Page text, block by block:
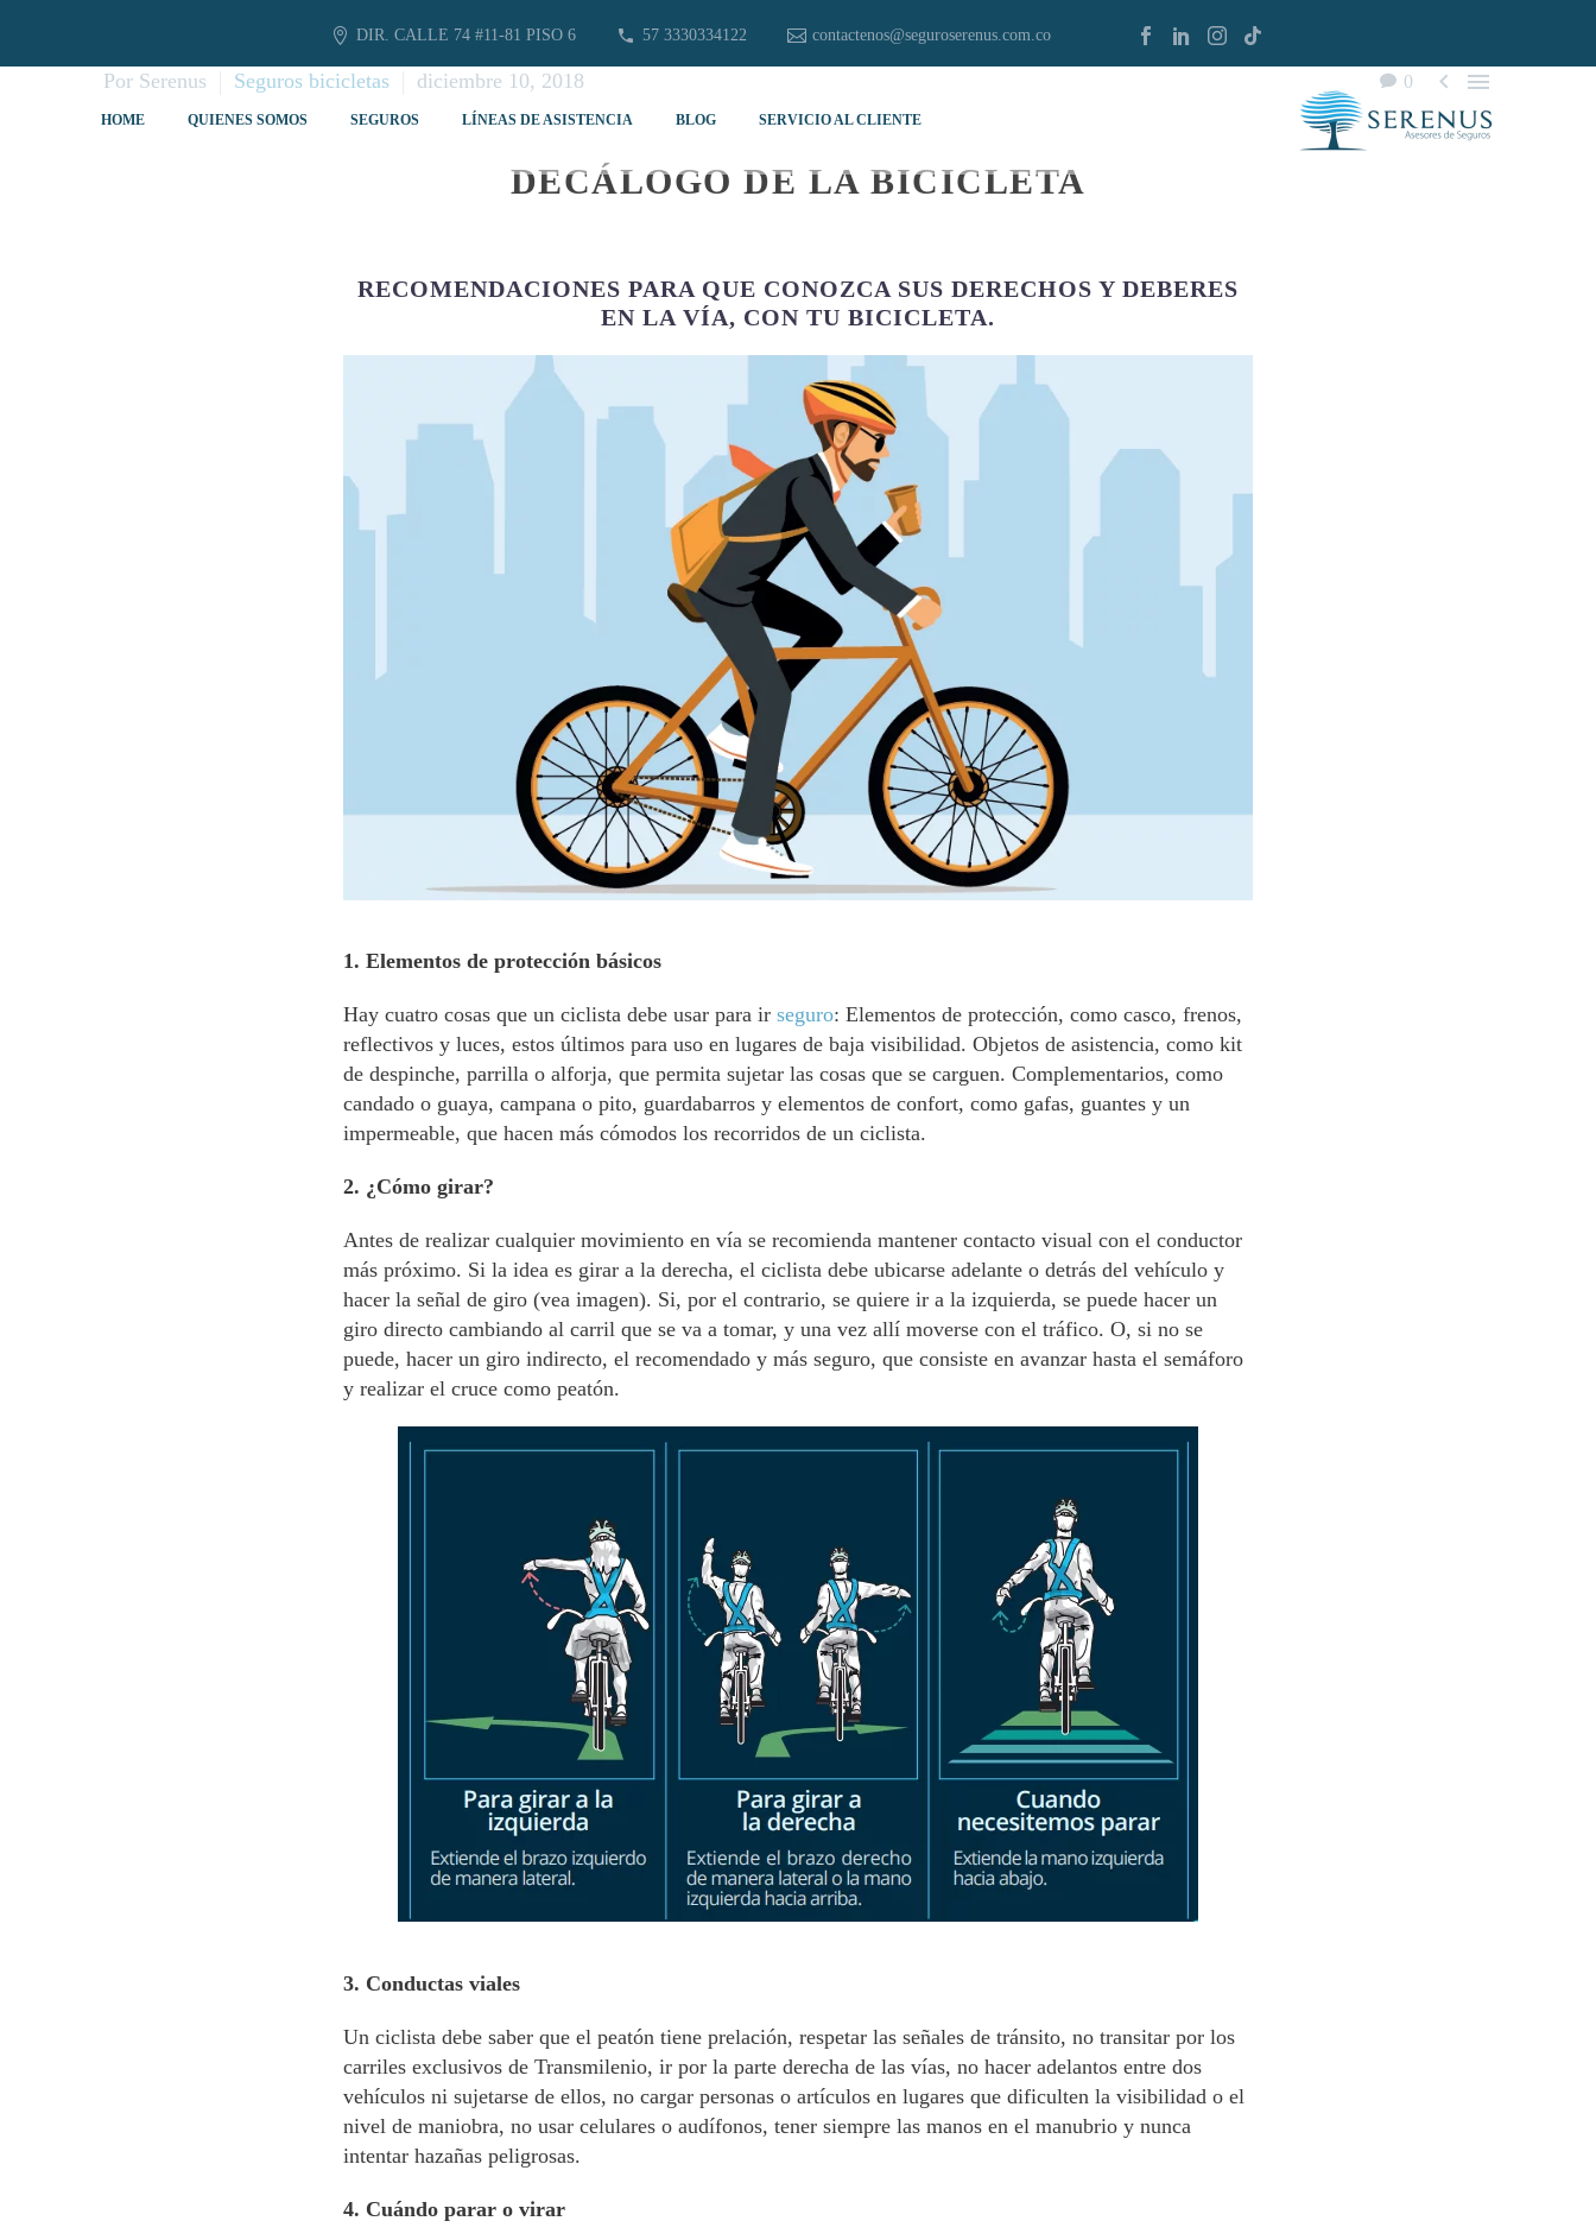
DIR. CALLE 74 #11-81 PISO 6 57 3330334122 contactenos@seguroserenus.com.co
HOME QUIENES SOMOS SEGUROS LÍNEAS DE ASISTENCIA BLOG SERVICIO AL CLIENTE
0  
Por Serenus Seguros bicicletas diciembre 10, 2018
DECÁLOGO DE LA BICICLETA
RECOMENDACIONES PARA QUE CONOZCA SUS DERECHOS Y DEBERES
EN LA VÍA, CON TU BICICLETA.
1. Elementos de protección básicos
Hay cuatro cosas que un ciclista debe usar para ir seguro: Elementos de protección, como casco, frenos,
reflectivos y luces, estos últimos para uso en lugares de baja visibilidad. Objetos de asistencia, como kit
de despinche, parrilla o alforja, que permita sujetar las cosas que se carguen. Complementarios, como
candado o guaya, campana o pito, guardabarros y elementos de confort, como gafas, guantes y un
impermeable, que hacen más cómodos los recorridos de un ciclista.
2. ¿Cómo girar?
Antes de realizar cualquier movimiento en vía se recomienda mantener contacto visual con el conductor
más próximo. Si la idea es girar a la derecha, el ciclista debe ubicarse adelante o detrás del vehículo y
hacer la señal de giro (vea imagen). Si, por el contrario, se quiere ir a la izquierda, se puede hacer un
giro directo cambiando al carril que se va a tomar, y una vez allí moverse con el tráfico. O, si no se
puede, hacer un giro indirecto, el recomendado y más seguro, que consiste en avanzar hasta el semáforo
y realizar el cruce como peatón.
3. Conductas viales
Un ciclista debe saber que el peatón tiene prelación, respetar las señales de tránsito, no transitar por los
carriles exclusivos de Transmilenio, ir por la parte derecha de las vías, no hacer adelantos entre dos
vehículos ni sujetarse de ellos, no cargar personas o artículos en lugares que dificulten la visibilidad o el
nivel de maniobra, no usar celulares o audífonos, tener siempre las manos en el manubrio y nunca
intentar hazañas peligrosas.
4. Cuándo parar o virar